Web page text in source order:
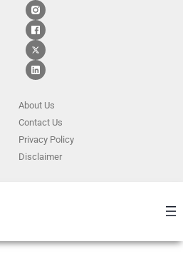
About Us
ContactUs
Privacy Policy
Disclaimer